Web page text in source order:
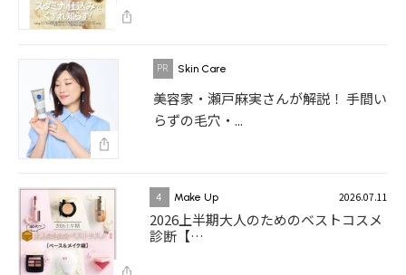
Skin Care
美容家・瀬戸麻実さんが解説！ 手間い
らずの毛穴・...
4 Make Up 2026.07.11
2026上半期大人のためのベストコスメ
診断【…